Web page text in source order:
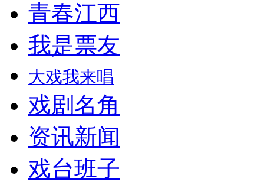
青春江西
我是票友
大戏我来唱
戏剧名角
资讯新闻
戏台班子